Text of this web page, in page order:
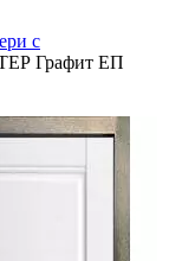
с
Графит ЕП